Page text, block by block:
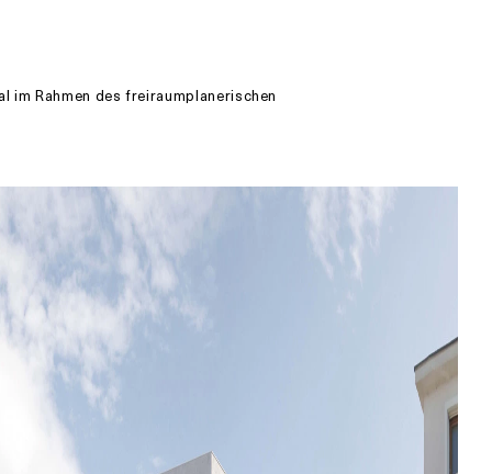
im Rahmen des freiraumplanerischen